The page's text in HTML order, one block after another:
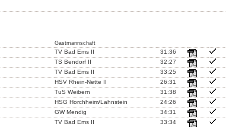
Gastmannschaft
TV Bad Ems II
31:36
TS Bendorf II
32:27
TV Bad Ems II
33:25
HSV Rhein-Nette II
26:31
TuS Weibern
31:38
HSG Horchheim/Lahnstein
24:26
GW Mendig
34:31
TV Bad Ems II
33:34